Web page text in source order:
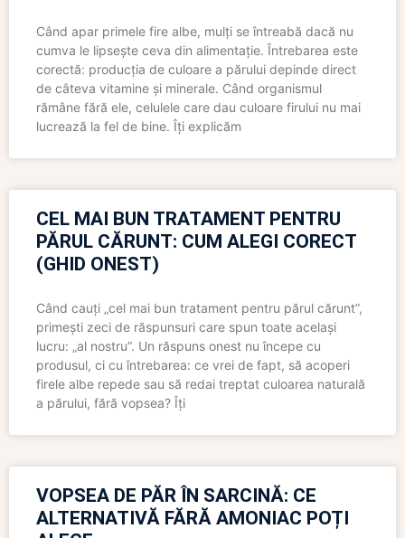
Când apar primele fire albe, mulți se întreabă dacă nu
cumva le lipsește ceva din alimentație. Întrebarea este
corectă: producția de culoare a părului depinde direct
de câteva vitamine și minerale. Când organismul
rămâne fără ele, celulele care dau culoare firului nu mai
lucrează la fel de bine. Îți explicăm
CEL MAI BUN TRATAMENT PENTRU
PĂRUL CĂRUNT: CUM ALEGI CORECT
(GHID ONEST)
Când cauți „cel mai bun tratament pentru părul cărunt”,
primești zeci de răspunsuri care spun toate același
lucru: „al nostru”. Un răspuns onest nu începe cu
produsul, ci cu întrebarea: ce vrei de fapt, să acoperi
firele albe repede sau să redai treptat culoarea naturală
a părului, fără vopsea? Îți
VOPSEA DE PĂR ÎN SARCINĂ: CE
ALTERNATIVĂ FĂRĂ AMONIAC POȚI